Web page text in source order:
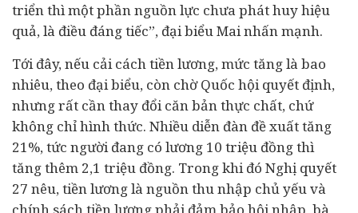
triển thì một phần nguồn lực chưa phát huy hiệu
quả, là điều đáng tiếc”, đại biểu Mai nhấn mạnh.
Tới đây, nếu cải cách tiền lương, mức tăng là bao
nhiêu, theo đại biểu, còn chờ Quốc hội quyết định,
nhưng rất cần thay đổi căn bản thực chất, chứ
không chỉ hình thức. Nhiều diễn đàn đề xuất tăng
21%, tức người đang có lương 10 triệu đồng thì
tăng thêm 2,1 triệu đồng. Trong khi đó Nghị quyết
27 nêu, tiền lương là nguồn thu nhập chủ yếu và